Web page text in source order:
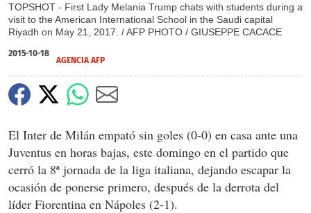
TOPSHOT - First Lady Melania Trump chats with students during a
visit to the American International School in the Saudi capital
Riyadh on May 21, 2017. / AFP PHOTO / GIUSEPPE CACACE
2015-10-18
AGENCIA AFP
El Inter de Milán empató sin goles (0-0) en casa ante una
Juventus en horas bajas, este domingo en el partido que
cerró la 8ª jornada de la liga italiana, dejando escapar la
ocasión de ponerse primero, después de la derrota del
líder Fiorentina en Nápoles (2-1).